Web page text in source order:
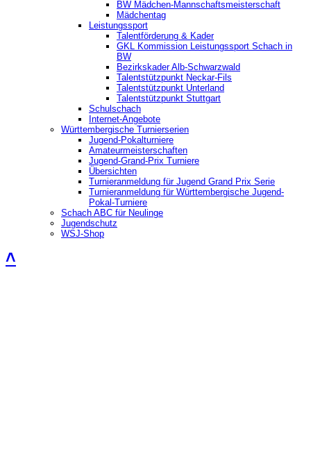
BW Mädchen-Mannschaftsmeisterschaft
Mädchentag
Leistungssport
Talentförderung & Kader
GKL Kommission Leistungssport Schach in
BW
Bezirkskader Alb-Schwarzwald
Talentstützpunkt Neckar-Fils
Talentstützpunkt Unterland
Talentstützpunkt Stuttgart
Schulschach
Internet-Angebote
Württembergische Turnierserien
Jugend-Pokalturniere
Amateurmeisterschaften
Jugend-Grand-Prix Turniere
Übersichten
Turnieranmeldung für Jugend Grand Prix Serie
Turnieranmeldung für Württembergische Jugend-
Pokal-Turniere
Schach ABC für Neulinge
Jugendschutz
WSJ-Shop
˄